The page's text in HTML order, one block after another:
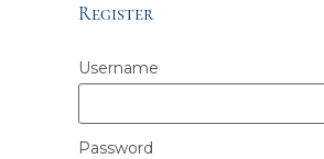
Alternative:
Register
Username
Password